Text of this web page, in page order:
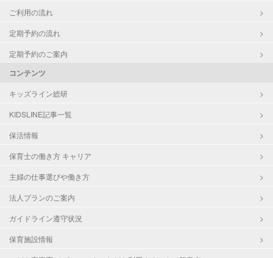
ご利用の流れ
定期予約の流れ
定期予約のご案内
コンテンツ
キッズライン総研
KIDSLINE記事一覧
保活情報
保育士の働き方 キャリア
主婦の仕事選びや働き方
法人プランのご案内
ガイドライン遵守状況
保育施設情報